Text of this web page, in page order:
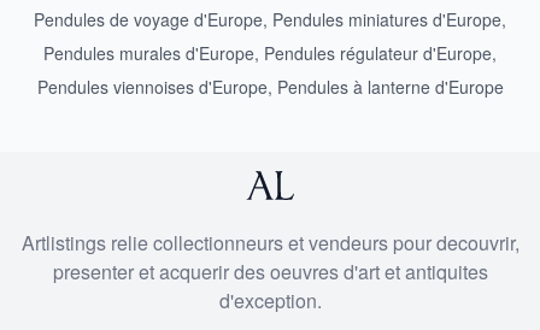
Pendules de voyage d'Europe, Pendules miniatures d'Europe,
Pendules murales d'Europe, Pendules régulateur d'Europe,
Pendules viennoises d'Europe, Pendules à lanterne d'Europe
Artlistings relie collectionneurs et vendeurs pour decouvrir,
presenter et acquerir des oeuvres d'art et antiquites
d'exception.